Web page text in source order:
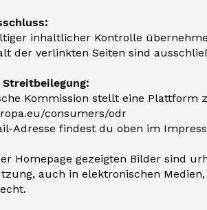
inhaltlicher Kontrolle
der verlinkten Seiten sind
Kommission stellt eine Plattform
consumers/odr
Adresse findest du oben im
Homepage gezeigten Bilder sind
auch in elektronischen